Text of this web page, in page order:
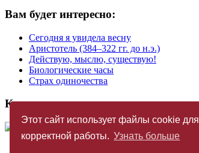
Этот сайт использует файлы cookie для
корректной работы. Узнать больше
Вам будет интересно:
Сегодня я увидела весну
Аристотель (384–322 гг. до н.э.)
Действую, мыслю, существую!
Биологические часы
Страх одиночества
Купить журнал